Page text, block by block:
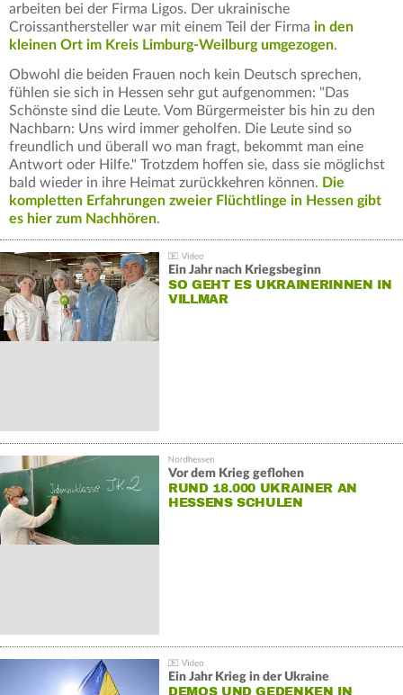
arbeiten bei der Firma Ligos. Der ukrainische
Croissanthersteller war mit einem Teil der Firma in den
kleinen Ort im Kreis Limburg-Weilburg umgezogen.
Obwohl die beiden Frauen noch kein Deutsch sprechen,
fühlen sie sich in Hessen sehr gut aufgenommen: "Das
Schönste sind die Leute. Vom Bürgermeister bis hin zu den
Nachbarn: Uns wird immer geholfen. Die Leute sind so
freundlich und überall wo man fragt, bekommt man eine
Antwort oder Hilfe." Trotzdem hoffen sie, dass sie möglichst
bald wieder in ihre Heimat zurückkehren können. Die
kompletten Erfahrungen zweier Flüchtlinge in Hessen gibt
es hier zum Nachhören.
Ein Jahr nach Kriegsbeginn
SO GEHT ES UKRAINERINNEN IN
VILLMAR
Vor dem Krieg geflohen
RUND 18.000 UKRAINER AN
HESSENS SCHULEN
Ein Jahr Krieg in der Ukraine
DEMOS UND GEDENKEN IN